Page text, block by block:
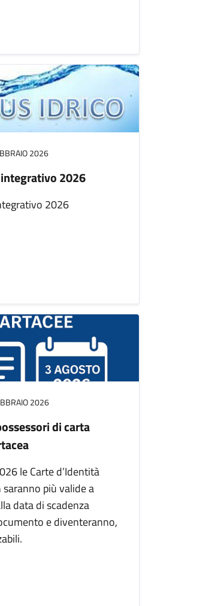
2026
2026
2026
2026
di carta
le Carte d’Identità
saranno più valide a
data di scadenza
e diventeranno,